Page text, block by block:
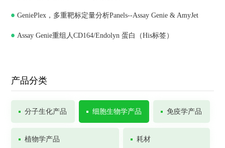
GeniePlex，多重靶标定量分析Panels--Assay Genie & AmyJet
Assay Genie重组人CD164/Endolyn 蛋白（His标签）
产品分类
分子生化产品 细胞生物学产品 免疫学产品
植物学产品 耗材